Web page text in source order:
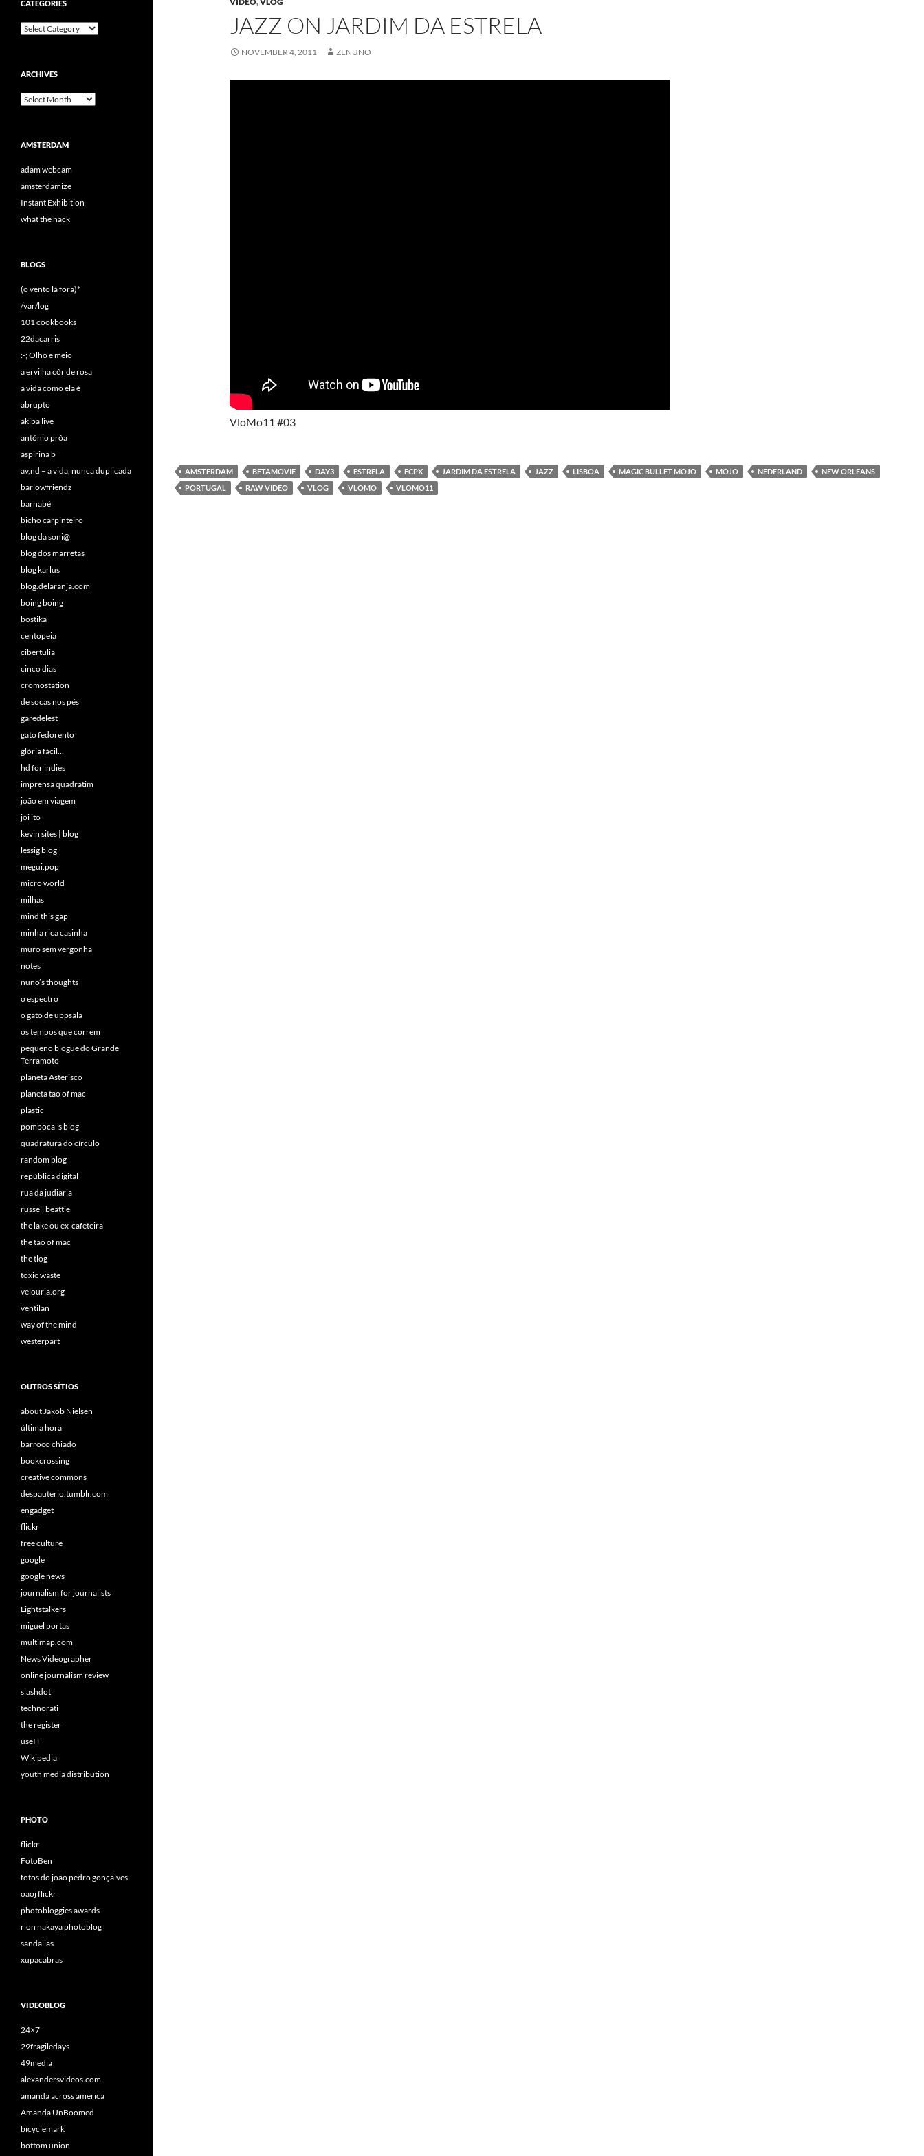
JAZZ ON JARDIM DA ESTRELA
NOVEMBER 4, 2011 ZENUNO
VloMo11 #03
AMSTERDAM BETAMOVIE DAY3 ESTRELA FCPX JARDIM DA ESTRELA JAZZ LISBOA MAGIC BULLET MOJO MOJO NEDERLAND
NEW ORLEANS
PORTUGAL
RAW VIDEO VLOG VLOMO VLOMO11
CATEGORIES
Categories
ARCHIVES
Archives
AMSTERDAM
adam webcam
amsterdamize
Instant Exhibition
what the hack
BLOGS
(o vento lá fora)*
/var/log
101 cookbooks
22dacarris
:-; Olho e meio
a ervilha côr de rosa
a vida como ela é
abrupto
akiba live
antónio prôa
aspirina b
av,nd – a vida, nunca duplicada
barlowfriendz
barnabé
bicho carpinteiro
blog da soni@
blog dos marretas
blog karlus
blog.delaranja.com
boing boing
bostika
centopeia
cibertulia
cinco dias
cromostation
de socas nos pés
garedelest
gato fedorento
glória fácil…
hd for indies
imprensa quadratim
joão em viagem
joi ito
kevin sites | blog
lessig blog
megui.pop
micro world
milhas
mind this gap
minha rica casinha
muro sem vergonha
notes
nuno’s thoughts
o espectro
o gato de uppsala
os tempos que correm
pequeno blogue do Grande
Terramoto
planeta Asterisco
planeta tao of mac
plastic
pomboca’ s blog
quadratura do círculo
random blog
república digital
rua da judiaria
russell beattie
the lake ou ex-cafeteira
the tao of mac
the tlog
toxic waste
velouria.org
ventilan
way of the mind
westerpart
OUTROS SÍTIOS
about Jakob Nielsen
última hora
barroco chiado
bookcrossing
creative commons
despauterio.tumblr.com
engadget
flickr
free culture
google
google news
journalism for journalists
Lightstalkers
miguel portas
multimap.com
News Videographer
online journalism review
slashdot
technorati
the register
useIT
Wikipedia
youth media distribution
PHOTO
flickr
FotoBen
fotos do joão pedro gonçalves
oaoj flickr
photobloggies awards
rion nakaya photoblog
sandalias
xupacabras
VIDEOBLOG
24×7
29fragiledays
49media
alexandersvideos.com
amanda across america
Amanda UnBoomed
bicyclemark
bottom union